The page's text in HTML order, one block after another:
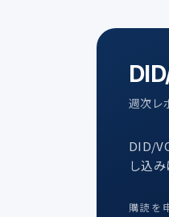
週次レ
DID/
し込み
購読を